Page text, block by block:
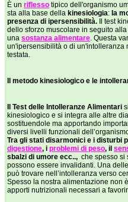
È un riflesso tipico dell'organismo
sta alla base della kinesiologia: la
presenza di ipersensibilità.
Il test
dello sforzo muscolare in seguito
una sostanza alimentare. Questa
un'ipersensibilità o di un'intolleranza
testata.
Il metodo kinesiologico e le
Il Test delle Intolleranze Alimentari
kinesiologico e si integra alle altre
sostituendole ma apportando
diversi livelli funzionali
Tra gli stati disarmonici e i disturbi
digestione, i problemi di peso, il
sbalzi di umore ecc.., che spesso si
possono essere invalidanti. Una
può trovare nell’intolleranza verso
Spesso la nostra alimentazione non
apporti nutrizionali necessari a